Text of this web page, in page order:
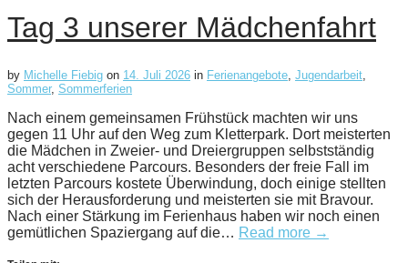
Tag 3 unserer Mädchenfahrt
by Michelle Fiebig on 14. Juli 2026 in Ferienangebote, Jugendarbeit,
Sommer, Sommerferien
Nach einem gemeinsamen Frühstück machten wir uns
gegen 11 Uhr auf den Weg zum Kletterpark. Dort meisterten
die Mädchen in Zweier- und Dreiergruppen selbstständig
acht verschiedene Parcours. Besonders der freie Fall im
letzten Parcours kostete Überwindung, doch einige stellten
sich der Herausforderung und meisterten sie mit Bravour.
Nach einer Stärkung im Ferienhaus haben wir noch einen
gemütlichen Spaziergang auf die… Read more →